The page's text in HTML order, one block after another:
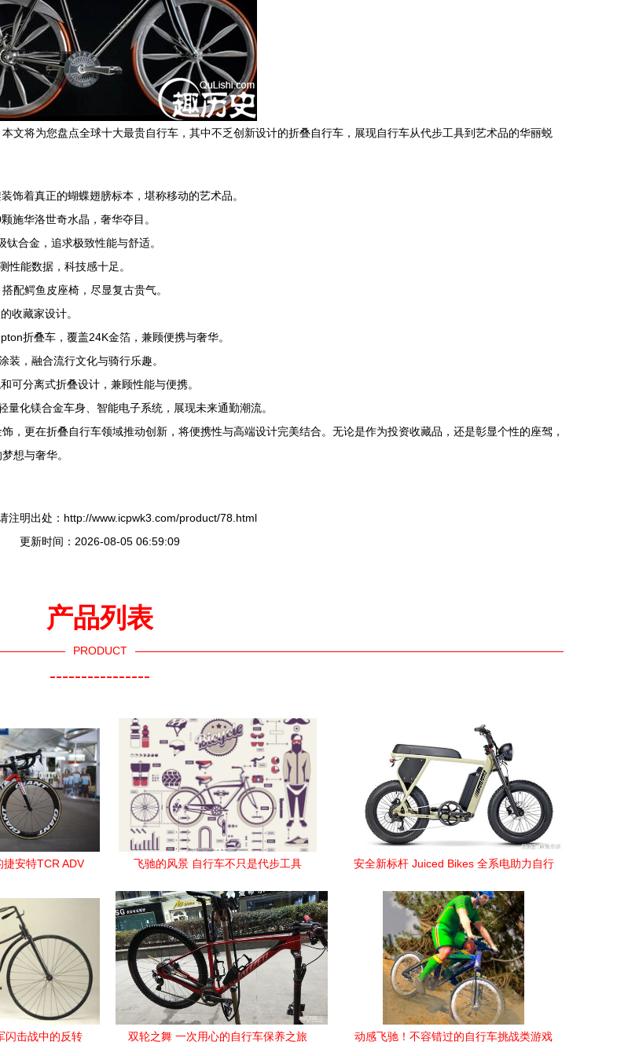
文将为您盘点全球十大最贵自行车，其中不乏创新设计的折叠自行车，展现自行车从代步工具到艺术品的华丽蜕
饰着真正的蝴蝶翅膀标本，堪称移动的艺术品。
施华洛世奇水晶，奢华夺目。
合金，追求极致性能与舒适。
能数据，科技感十足。
配鳄鱼皮座椅，尽显复古贵气。
收藏家设计。
折叠车，覆盖24K金箔，兼顾便携与奢华。
，融合流行文化与骑行乐趣。
可分离式折叠设计，兼顾性能与便携。
化镁合金车身、智能电子系统，展现未来通勤潮流。
，更在折叠自行车领域推动创新，将便携性与高端设计完美结合。无论是作为投资收藏品，还是彰显个性的座驾，
想与奢华。
注明出处：http://www.icpwk3.com/product/78.html
更新时间：2026-08-05 06:59:09
产品列表
PRODUCT
----------------
安特TCR ADV
飞驰的风景 自行车不只是代步工具
安全新标杆 Juiced Bikes 全系电助力自行
闪击战中的反转
双轮之舞 一次用心的自行车保养之旅
动感飞驰！不容错过的自行车挑战类游戏